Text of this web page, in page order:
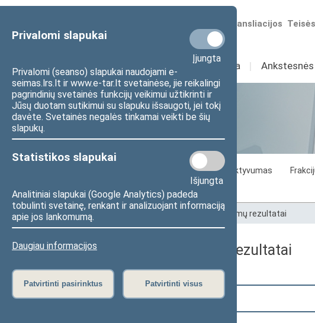
Privalomi slapukai
Įjungta
Privalomi (seanso) slapukai naudojami e-
seimas.lrs.lt ir www.e-tar.lt svetainėse, jie reikalingi
pagrindinių svetainės funkcijų veikimui užtikrinti ir
Jūsų duotam sutikimui su slapuku išsaugoti, jei tokį
davėte. Svetainės negalės tinkamai veikti be šių
slapukų.
Statistikos slapukai
Išjungta
Analitiniai slapukai (Google Analytics) padeda
tobulinti svetainę, renkant ir analizuojant informaciją
apie jos lankomumą.
Daugiau informacijos
Patvirtinti pasirinktus Patvirtinti visus
Numatomos transliacijos
Sudėtis Veikla I
Statistika
Seimo narių aktyvumas
Seimo narių balsavimų rezultatai
Pradžia Seimo narių balsavimų rezultatai
Seimo narių balsavimų rezultatai
Pasirinkite kadenciją:
2008–2012 metų kadencija